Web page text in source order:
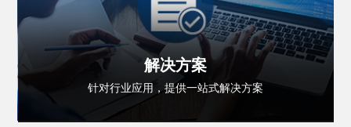
解决方案
针对行业应用，提供一站式解决方案